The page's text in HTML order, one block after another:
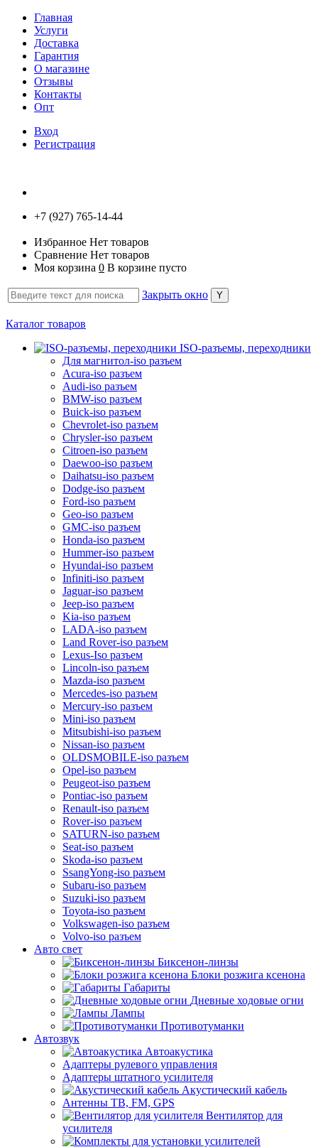
Главная
Услуги
Доставка
Гарантия
О магазине
Отзывы
Контакты
Опт
Вход
Регистрация
+7 (927) 765-14-44
Избранное Нет товаров
Сравнение Нет товаров
Моя корзина 0 В корзине пусто
Закрыть окно
Каталог товаров
ISO-разъемы, переходники
Для магнитол-iso разъем
Acura-iso разъем
Audi-iso разъем
BMW-iso разъем
Buick-iso разъем
Chevrolet-iso разъем
Chrysler-iso разъем
Citroen-iso разъем
Daewoo-iso разъем
Daihatsu-iso разъем
Dodge-iso разъем
Ford-iso разъем
Geo-iso разъем
GMC-iso разъем
Honda-iso разъем
Hummer-iso разъем
Hyundai-iso разъем
Infiniti-iso разъем
Jaguar-iso разъем
Jeep-iso разъем
Kia-iso разъем
LADA-iso разъем
Land Rover-iso разъем
Lexus-Iso разъем
Lincoln-iso разъем
Mazda-iso разъем
Mercedes-iso разъем
Mercury-iso разъем
Mini-iso разъем
Mitsubishi-iso разъем
Nissan-iso разъем
OLDSMOBILE-iso разъем
Opel-iso разъем
Peugeot-iso разъем
Pontiac-iso разъем
Renault-iso разъем
Rover-iso разъем
SATURN-iso разъем
Seat-iso разъем
Skoda-iso разъем
SsangYong-iso разъем
Subaru-iso разъем
Suzuki-iso разъем
Toyota-iso разъем
Volkswagen-iso разъем
Volvo-iso разъем
Авто свет
Биксенон-линзы
Блоки розжига ксенона
Габариты
Дневные ходовые огни
Лампы
Противотуманки
Автозвук
Автоакустика
Адаптеры рулевого управления
Адаптеры штатного усилителя
Акустический кабель
Антенны ТВ, FM, GPS
Вентилятор для
усилителя